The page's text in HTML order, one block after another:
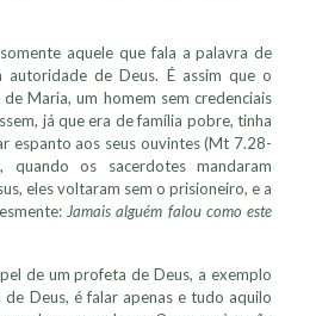
aquele que fala a palavra de
autoridade de Deus. É assim que o
Maria, um homem sem credenciais
já que era de família pobre, tinha
espanto aos seus ouvintes (Mt 7.28-
quando os sacerdotes mandaram
eles voltaram sem o prisioneiro, e a
Jamais alguém falou como este
de um profeta de Deus, a exemplo
Deus, é falar apenas e tudo aquilo